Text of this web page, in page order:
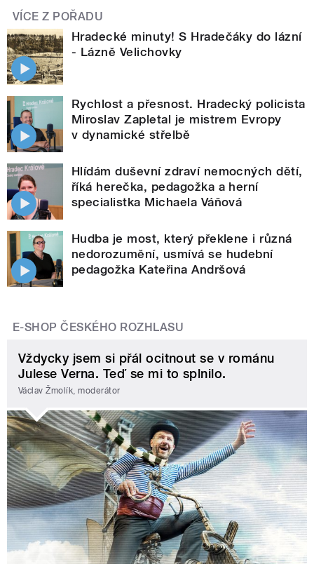
VÍCE Z POŘADU
Hradecké minuty! S Hradečáky do lázní
- Lázně Velichovky
Rychlost a přesnost. Hradecký policista
Miroslav Zapletal je mistrem Evropy
v dynamické střelbě
Hlídám duševní zdraví nemocných dětí,
říká herečka, pedagožka a herní
specialistka Michaela Váňová
Hudba je most, který překlene i různá
nedorozumění, usmívá se hudební
pedagožka Kateřina Andršová
E-SHOP ČESKÉHO ROZHLASU
Vždycky jsem si přál ocitnout se v románu
Julese Verna. Teď se mi to splnilo.
Václav Žmolík, moderátor